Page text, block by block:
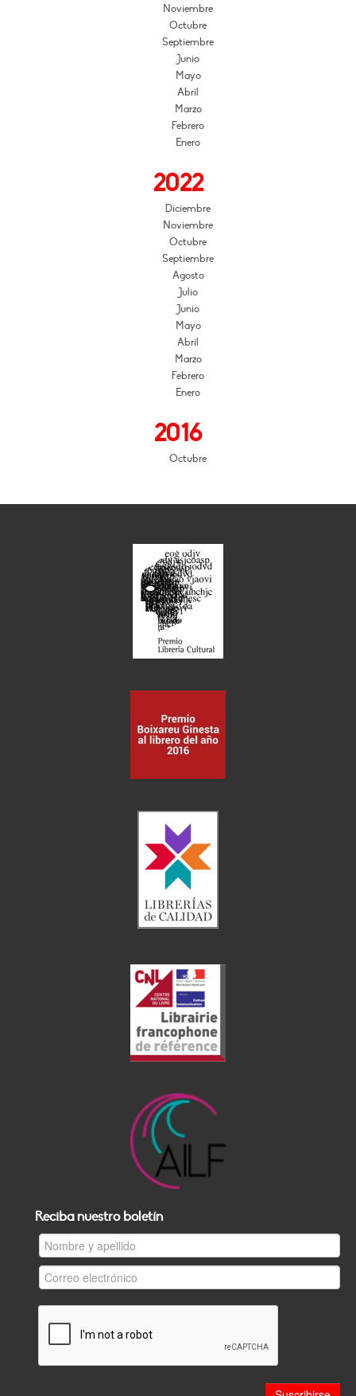
Noviembre
Octubre
Septiembre
Junio
Mayo
Abril
Marzo
Febrero
Enero
2022
Diciembre
Noviembre
Octubre
Septiembre
Agosto
Julio
Junio
Mayo
Abril
Marzo
Febrero
Enero
2016
Octubre
Reciba nuestro boletín